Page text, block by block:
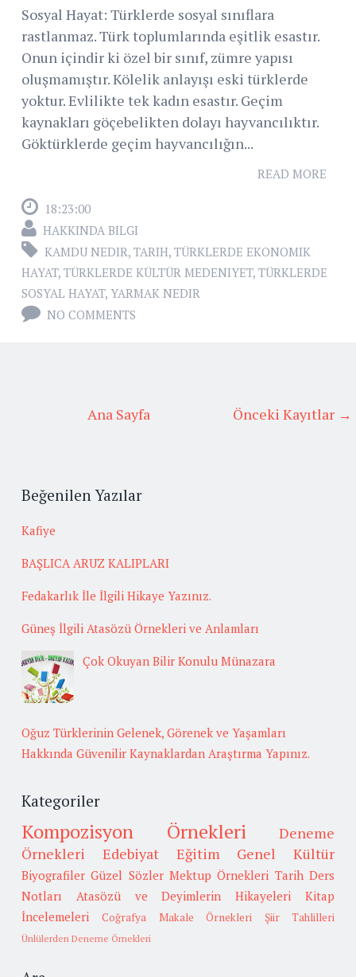
Sosyal Hayat: Türklerde sosyal sınıflara
rastlanmaz. Türk toplumlarında eşitlik esastır.
Onun içindir ki özel bir sınıf, zümre yapısı
oluşmamıştır. Kölelik anlayışı eski türklerde
yoktur. Evlilikte tek kadın esastır. Geçim
kaynakları göçebelikten dolayı hayvancılıktır.
Göktürklerde geçim hayvancılığın...
READ MORE
18:23:00
HAKKINDA BILGI
KAMDU NEDIR, TARIH, TÜRKLERDE EKONOMIK
HAYAT, TÜRKLERDE KÜLTÜR MEDENIYET, TÜRKLERDE
SOSYAL HAYAT, YARMAK NEDIR
NO COMMENTS
Önceki Kayıtlar →
Ana Sayfa
Beğenilen Yazılar
Kafiye
BAŞLICA ARUZ KALIPLARI
Fedakarlık İle İlgili Hikaye Yazınız.
Güneş İlgili Atasözü Örnekleri ve Anlamları
Çok Okuyan Bilir Konulu Münazara
Oğuz Türklerinin Gelenek, Görenek ve Yaşamları
Hakkında Güvenilir Kaynaklardan Araştırma Yapınız.
Kategoriler
Kompozisyon Örnekleri
Deneme
Örnekleri
Edebiyat Eğitim Genel Kültür
Biyografiler Güzel Sözler Mektup Örnekleri Tarih Ders
Notları
Atasözü ve Deyimlerin Hikayeleri
Kitap
İncelemeleri
Coğrafya Makale Örnekleri Şiir Tahlilleri
Ünlülerden Deneme Örnekleri